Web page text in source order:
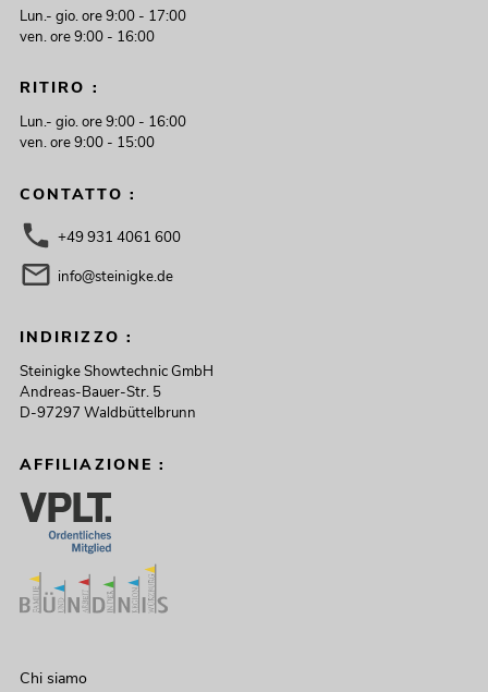
Lun.- gio. ore 9:00 - 17:00
ven. ore 9:00 - 16:00
RITIRO :
Lun.- gio. ore 9:00 - 16:00
ven. ore 9:00 - 15:00
CONTATTO :
+49 931 4061 600
info@steinigke.de
INDIRIZZO :
Steinigke Showtechnic GmbH
Andreas-Bauer-Str. 5
D-97297 Waldbüttelbrunn
AFFILIAZIONE :
Chi siamo